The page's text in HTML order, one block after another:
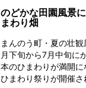
のどかな田園風景
まわり畑
まんのう町・夏の壮
月下旬から7月中旬に
本のひまわりが満開
ひまわり祭りが開催さ